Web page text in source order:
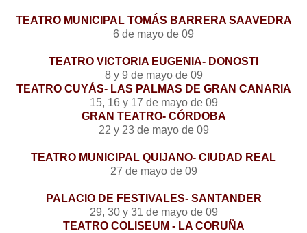
TEATRO MUNICIPAL TOMÁS BARRERA SAAVEDRA
6 de mayo de 09
TEATRO VICTORIA EUGENIA- DONOSTI
8 y 9 de mayo de 09
TEATRO CUYÁS- LAS PALMAS DE GRAN CANARIA
15, 16 y 17 de mayo de 09
GRAN TEATRO- CÓRDOBA
22 y 23 de mayo de 09
TEATRO MUNICIPAL QUIJANO- CIUDAD REAL
27 de mayo de 09
PALACIO DE FESTIVALES- SANTANDER
29, 30 y 31 de mayo de 09
TEATRO COLISEUM - LA CORUÑA